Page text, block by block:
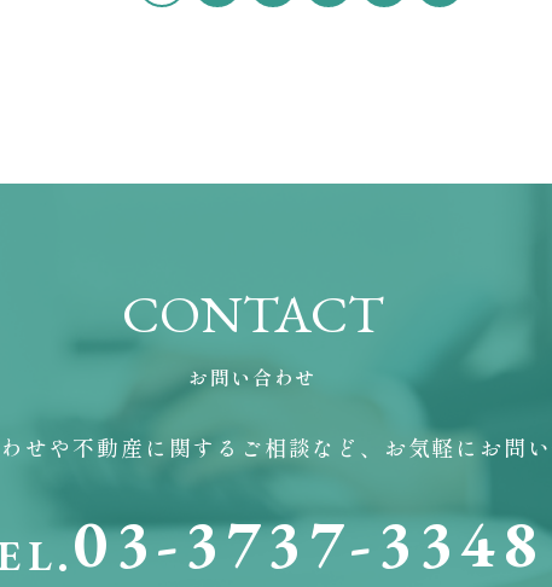
CONTACT
お問い合わせ
せや不動産に関するご相談など、お気軽にお問い
03-3737-3348